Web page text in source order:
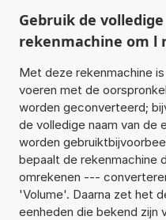
Gebruik de
rekenmachine om l
Met deze rekenmachine
voeren met de
worden geconverteerd;
de volledige naam van de
worden
bepaalt de rekenmachine
omrekenen ---
'Volume'. Daarna zet het
eenheden die bekend zijn